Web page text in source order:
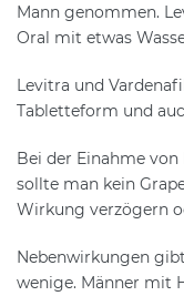
Mann genommen.
Oral mit etwas
Levitra und
Tabletteform und
Bei der Einahme
sollte man kein
Wirkung verzögern
Nebenwirkungen
wenige. Männer mit